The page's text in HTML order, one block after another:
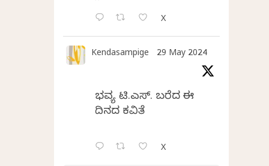
X
Kendasampige 29 May 2024
ಭವ್ಯ ಟಿ.ಎಸ್. ಬರೆದ ಈ
ದಿನದ ಕವಿತೆ
X